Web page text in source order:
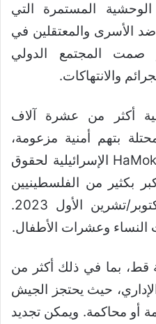
المستمرة التي
ضد الأسرى والمعتقلين في
صمت المجتمع الدولي
والانتهاكات.
أكثر من عشرة آلاف
بتهم أمنية مزعومة،
وفقاً لمنظمة “هموكيد” HaMoked الإسرائيلية لحقوق
بكثير من الفلسطينيين
منذ هجمات السابع من أكتوبر/تشرين الأول 2023.
وعشرات الأطفال.
قط، بما في ذلك أكثر من
الإداري، حيث يحتجز الجيش
أو محاكمة. ويمكن تجديد